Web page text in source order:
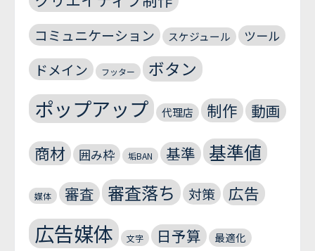
コミュニケーション スケジュール ツール
ドメイン フッター ボタン
ポップアップ 代理店 制作 動画
商材 囲み枠 垢BAN 基準 基準値
媒体 審査 審査落ち 対策 広告
広告媒体 文字 日予算 最適化